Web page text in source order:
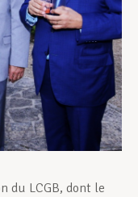
du LCGB, dont le